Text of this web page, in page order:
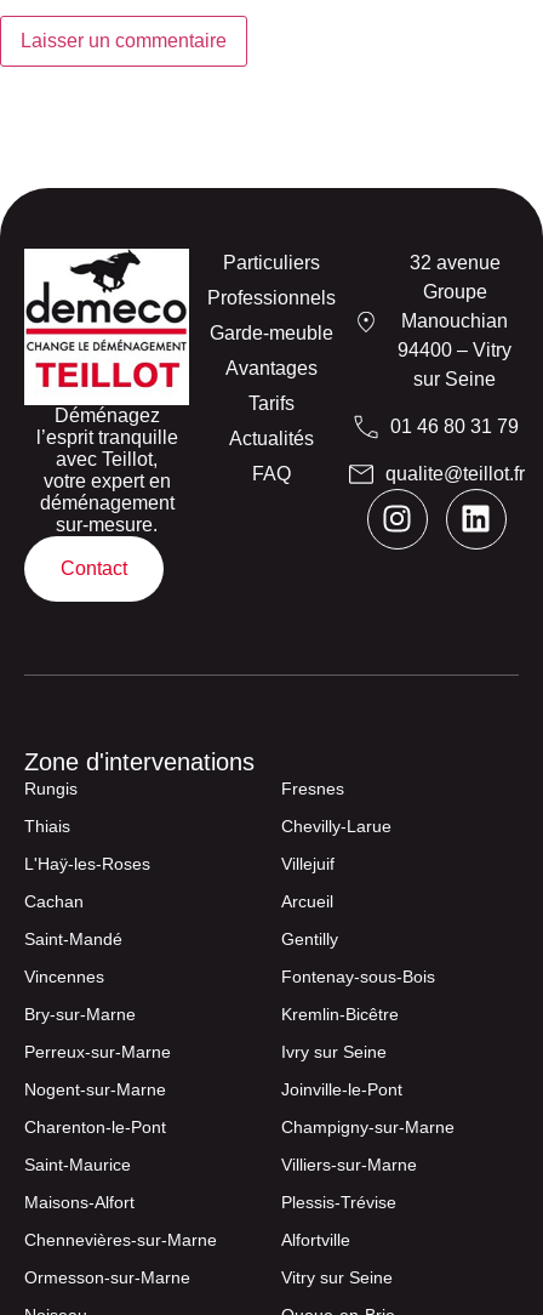
Déménagez
l’esprit tranquille
avec Teillot,
votre expert en
déménagement
sur-mesure.
Contact
32 avenue
Groupe
Manouchian
94400 – Vitry
sur Seine
01 46 80 31 79
qualite@teillot.fr
Particuliers
Professionnels
Garde-meuble
Avantages
Tarifs
Actualités
FAQ
Zone d'intervenations
Rungis
Fresnes
Thiais
Chevilly-Larue
L'Haÿ-les-Roses
Villejuif
Cachan
Arcueil
Saint-Mandé
Gentilly
Vincennes
Fontenay-sous-Bois
Bry-sur-Marne
Kremlin-Bicêtre
Perreux-sur-Marne
Ivry sur Seine
Nogent-sur-Marne
Joinville-le-Pont
Charenton-le-Pont
Champigny-sur-Marne
Saint-Maurice
Villiers-sur-Marne
Maisons-Alfort
Plessis-Trévise
Chennevières-sur-Marne
Alfortville
Ormesson-sur-Marne
Vitry sur Seine